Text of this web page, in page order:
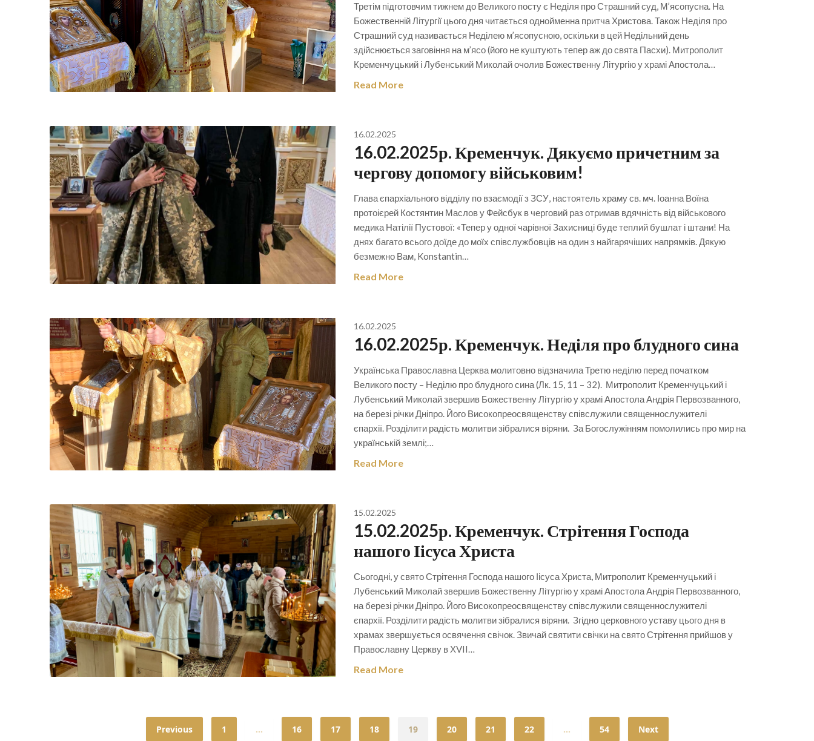
Третім підготовчим тижнем до Великого посту є Неділя про Страшний суд, М’ясопусна. На
Божественній Літургії цього дня читається однойменна притча Христова. Також Неділя про
Страшний суд називається Неділею м’ясопусною, оскільки в цей Недільний день
здійснюється заговіння на м’ясо (його не куштують тепер аж до свята Пасхи). Митрополит
Кременчуцький і Лубенський Миколай очолив Божественну Літургію у храмі Апостола…
Read More
16.02.2025
16.02.2025р. Кременчук. Дякуємо причетним за
чергову допомогу військовим!
Глава єпархіального відділу по взаємодії з ЗСУ, настоятель храму св. мч. Іоанна Воїна
протоієрей Костянтин Маслов у Фейсбук в черговий раз отримав вдячність від військового
медика Натілії Пустової: «Тепер у одної чарівної Захисниці буде теплий бушлат і штани! На
днях багато всього доїде до моїх співслужбовців на один з найгарячіших напрямків. Дякую
безмежно Вам, Konstantin…
Read More
16.02.2025
16.02.2025р. Кременчук. Неділя про блудного сина
Українська Православна Церква молитовно відзначила Третю неділю перед початком
Великого посту – Неділю про блудного сина (Лк. 15, 11 – 32). Митрополит Кременчуцький і
Лубенський Миколай звершив Божественну Літургію у храмі Апостола Андрія Первозванного,
на березі річки Дніпро. Його Високопреосвященству співслужили священнослужителі
єпархії. Розділити радість молитви зібралися віряни. За Богослужінням помолились про мир на
українській землі;…
Read More
15.02.2025
15.02.2025р. Кременчук. Стрітення Господа
нашого Іісуса Христа
Сьогодні, у свято Стрітення Господа нашого Іісуса Христа, Митрополит Кременчуцький і
Лубенський Миколай звершив Божественну Літургію у храмі Апостола Андрія Первозванного,
на березі річки Дніпро. Його Високопреосвященству співслужили священнослужителі
єпархії. Розділити радість молитви зібралися віряни. Згідно церковного уставу цього дня в
храмах звершується освячення свічок. Звичай святити свічки на свято Стрітення прийшов у
Православну Церкву в ХVII…
Read More
Previous 1 … 16 17 18 19 20 21 22 … 54 Next